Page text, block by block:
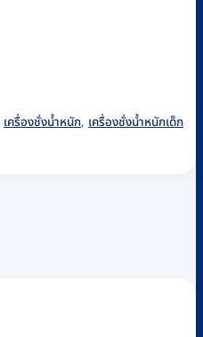
เครื่องชั่งน้ำหนัก, เครื่องชั่งน้ำหนักเด็ก